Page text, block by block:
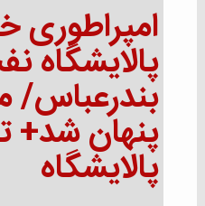
امپراطوری
پالایشگاه
بندرعباس/
پنهان
پالایشگاه